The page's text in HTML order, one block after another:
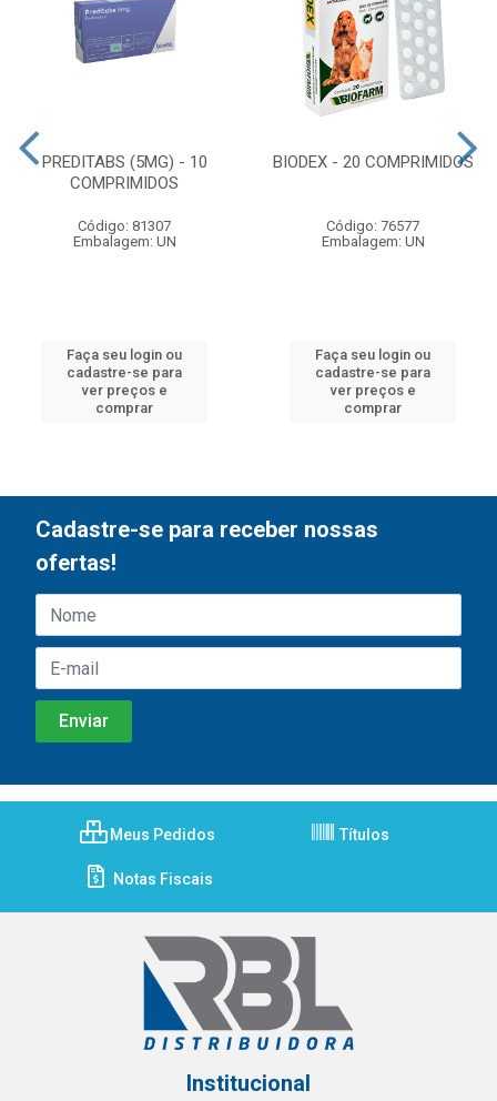
PREDITABS (5MG) - 10
COMPRIMIDOS
Código: 81307
Embalagem: UN
Faça seu login ou
cadastre-se para
ver preços e
comprar
BIODEX - 20 COMPRIMIDOS
Código: 76577
Embalagem: UN
Faça seu login ou
cadastre-se para
ver preços e
comprar
Cadastre-se para receber nossas
ofertas!
Meus Pedidos Títulos
Notas Fiscais
Institucional